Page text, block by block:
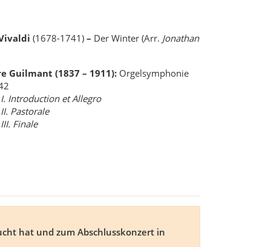
(1678-1741) – Der Winter (Arr. Jonathan
Guilmant (1837 – 1911): Orgelsymphonie
I. Introduction et Allegro
II. Pastorale
III. Finale
hat und zum Abschlusskonzert in